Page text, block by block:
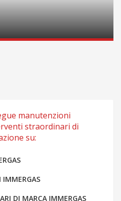
manutenzioni
straordinari di
su:
IMMERGAS
DI MARCA IMMERGAS